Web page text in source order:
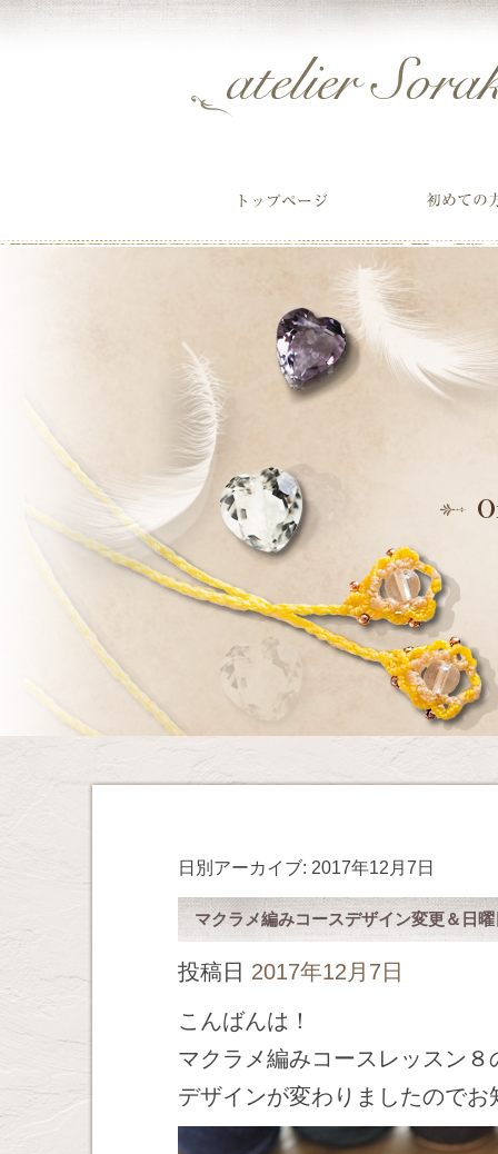
日別アーカイブ: 2017年12月7日
マクラメ編みコースデザイン変更＆日
投稿日 2017年12月7日
こんばんは！
マクラメ編みコースレッスン８
デザインが変わりましたのでお